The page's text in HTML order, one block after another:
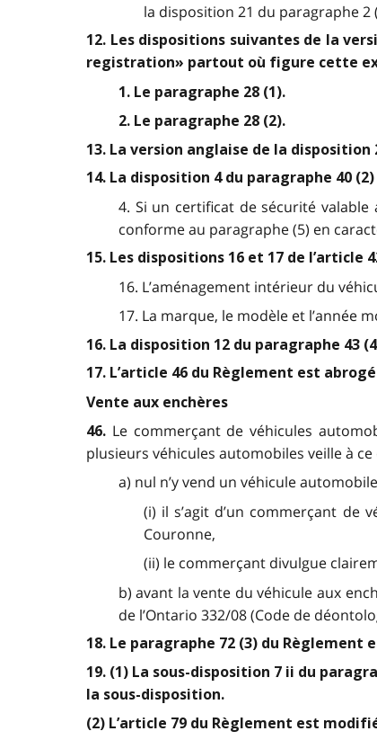
la disposition 21 du paragraphe 2
12. Les dispositions suivantes de la
registration» partout où figure cette
1. Le paragraphe 28 (1).
2. Le paragraphe 28 (2).
13. La version anglaise de la
14. La disposition 4 du paragraphe 40
4. Si un certificat de sécurité
conforme au paragraphe (5) en
15. Les dispositions 16 et 17 de
16. L’aménagement intérieur du
17. La marque, le modèle et l’année
16. La disposition 12 du paragraphe 43
17. L’article 46 du Règlement est
Vente aux enchères
46. Le commerçant de véhicules
plusieurs véhicules automobiles veille à ce
a) nul n’y vend un véhicule
(i) il s’agit d’un commerçant de
Couronne,
(ii) le commerçant divulgue
b) avant la vente du véhicule aux
de l’Ontario 332/08 (Code de
18. Le paragraphe 72 (3) du
19. (1) La sous-disposition 7 ii du
la sous-disposition.
(2) L’article 79 du Règlement est